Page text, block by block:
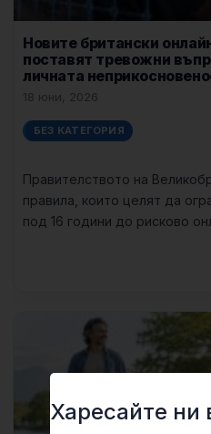
Новите британски
поставят тревожни
личната
18 юни, 2026
БЕЗ КАТЕГОРИЯ
Правителството на
правила, които целят да
под 16 години до рисково
Харесайте ни